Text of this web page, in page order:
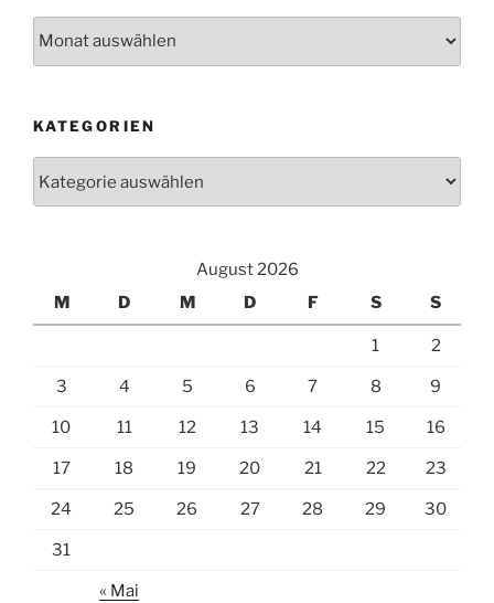
KATEGORIEN
August 2026
M
D M D F S S
1 2
3 4 5 6 7 8 9
10 11 12 13 14 15 16
17 18 19 20 21 22 23
24 25 26 27 28 29 30
31
« Mai